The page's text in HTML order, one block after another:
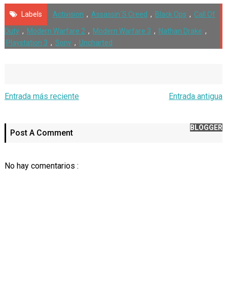
Labels Activision , Assassin´s Creed , Black Ops , Call Of
Duty , Modern Warfare 2 , Modern Warfare 3 , Nathan Drake ,
Playstation 3 , Sony , Uncharted
Entrada más reciente Entrada antigua
Post A Comment
BLOGGER
No hay comentarios :